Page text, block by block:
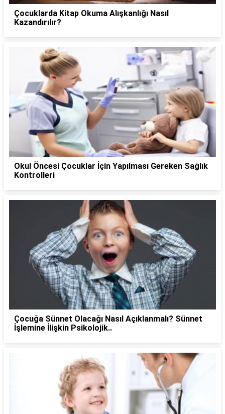
Çocuklarda Kitap Okuma Alışkanlığı Nasıl
Kazandırılır?
Okul Öncesi Çocuklar İçin Yapılması Gereken Sağlık
Kontrolleri
Çocuğa Sünnet Olacağı Nasıl Açıklanmalı? Sünnet
İşlemine İlişkin Psikolojik..